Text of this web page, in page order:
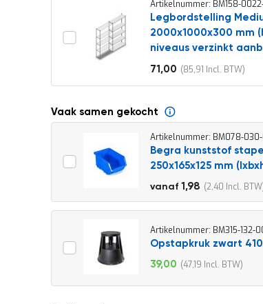
Artikelnummer: BM158-
Legbordstelling
2000x1000x300 mm
niveaus verzinkt
Vanaf
71,00 85,91
Vaak samen gekocht
Artikelnummer: BM078-
Begra kunststof
250x165x125 mm
vanaf 1,98 2,40
2,20
2,66
Artikelnummer: BM315-132-
Opstapkruk zwart
Speciale
39,00 47,19